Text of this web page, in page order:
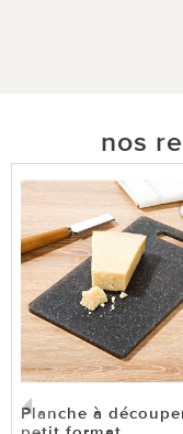
nos
Planche à